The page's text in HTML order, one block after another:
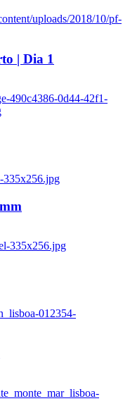
uploads/2018/10/pf-
| Dia 1
490c4386-0d44-42f1-
335x256.jpg
335x256.jpg
012354-